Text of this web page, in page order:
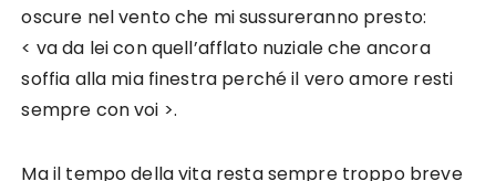
oscure nel vento che mi sussureranno presto:
< va da lei con quell’afflato nuziale che ancora
soffia alla mia finestra perché il vero amore resti
sempre con voi >.
Ma il tempo della vita resta sempre troppo breve